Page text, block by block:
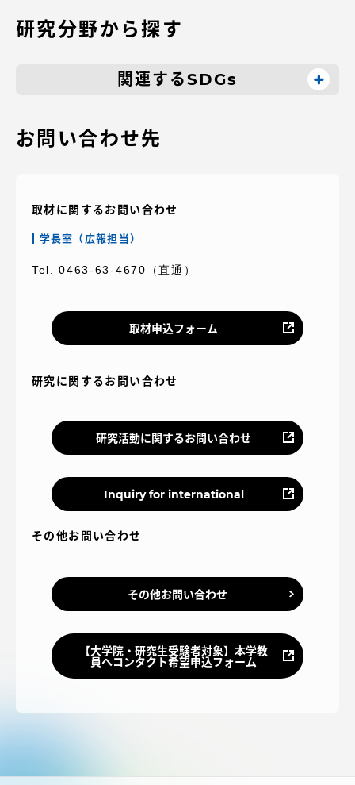
研究分野から探す
関連するSDGs
お問い合わせ先
取材に関するお問い合わせ
学長室（広報担当）
Tel. 0463-63-4670（直通）
取材申込フォーム
研究に関するお問い合わせ
研究活動に関するお問い合わせ
Inquiry for international
その他お問い合わせ
その他お問い合わせ
【大学院・研究生受験者対象】本学教
員へコンタクト希望申込フォーム